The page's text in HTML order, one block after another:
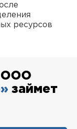
ресурсов
ООО
займет